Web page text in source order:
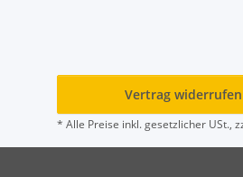
Vertrag widerrufen
* Alle Preise inkl. gesetzlicher USt.,